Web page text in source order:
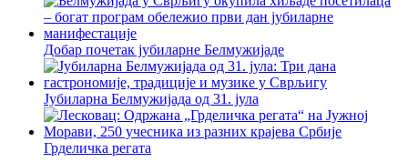
Добар почетак јубиларне Белмужијаде
Јубиларна Белмужијада од 31. јула
Грделичка регата